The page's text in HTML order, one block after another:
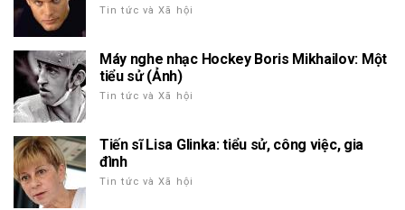
Tin tức và Xã hội
Máy nghe nhạc Hockey Boris Mikhailov: Một
tiểu sử (Ảnh)
Tin tức và Xã hội
Tiến sĩ Lisa Glinka: tiểu sử, công việc, gia
đình
Tin tức và Xã hội